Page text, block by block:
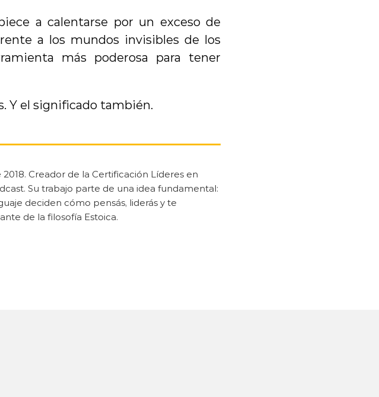
a calentarse por un exceso de
a los mundos invisibles de los
más poderosa para tener
Y el significado también.
Creador de la Certificación Líderes en
Su trabajo parte de una idea fundamental:
deciden cómo pensás, liderás y te
de la filosofía Estoica.